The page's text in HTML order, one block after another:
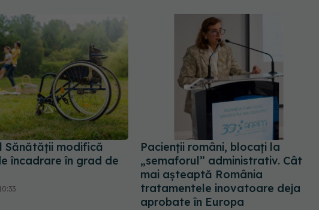
Sănătății modifică
încadrare în grad de
Pacienții români, blocați la
„semaforul” administrativ. Cât
mai așteaptă România
tratamentele inovatoare deja
aprobate în Europa